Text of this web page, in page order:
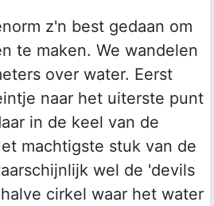
z'n best gedaan om
te maken. We wandelen
over water. Eerst
naar het uiterste punt
in de keel van de
machtigste stuk van de
wel de 'devils
cirkel waar het water